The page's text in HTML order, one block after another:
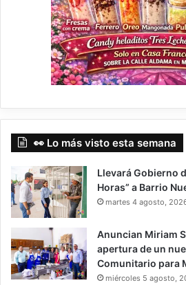
👀 Lo más visto esta semana
Llevará Gobierno
Horas” a Barrio
martes 4 agosto,
Anuncian Miriam
apertura de un
Comunitario para
miércoles 5 agosto,